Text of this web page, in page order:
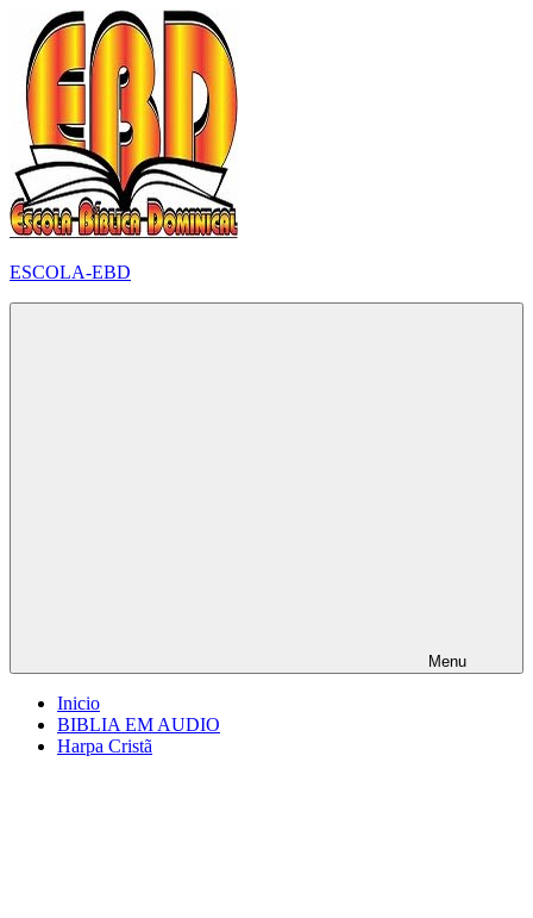
para
conteúdo
ESCOLA-EBD
Menu
Inicio
BIBLIA EM AUDIO
Harpa Cristã